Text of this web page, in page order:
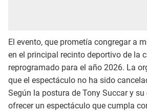
El evento, que prometía congregar a
en el principal recinto deportivo de la
reprogramado para el año 2026. La
que el espectáculo no ha sido
Según la postura de Tony Succar y
ofrecer un espectáculo que cumpla